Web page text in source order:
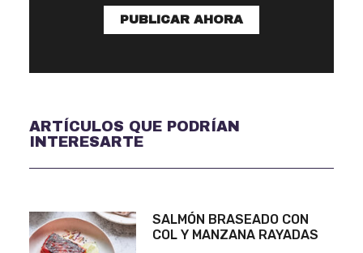
PUBLICAR AHORA
ARTÍCULOS QUE PODRÍAN
INTERESARTE
SALMÓN BRASEADO CON
COL Y MANZANA RAYADAS